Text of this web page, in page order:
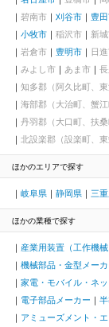
碧南市
刈谷市 豊
小牧市
稲沢市 新
岩倉市
豊明市 日
みよし市
あま市
知多郡（阿久比町、
海部郡（大治町、蟹江
丹羽郡（大口町、扶桑
北設楽郡（設楽町、東
ほかのエリアで探す
岐阜県 静岡県 三
ほかの業種で探す
産業用装置（工作機
機械部品・金型メーカ
家電・モバイル・ネ
電子部品メーカー
アミューズメント・